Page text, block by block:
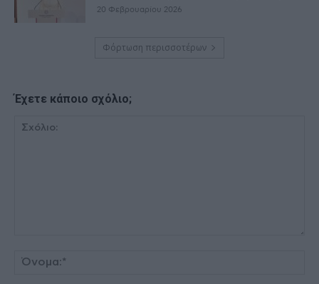
20 Φεβρουαρίου 2026
Φόρτωση περισσοτέρων
Έχετε κάποιο σχόλιο;